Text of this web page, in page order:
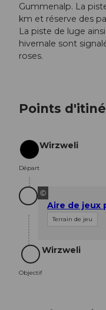
Gummenalp. La
km et réserve des
La piste de luge
hivernale sont
roses.
Points
Départ
Départ
Wirzweli
©
Aire de jeux
Terrain de jeu
Objectif
Objectif
Wirzweli